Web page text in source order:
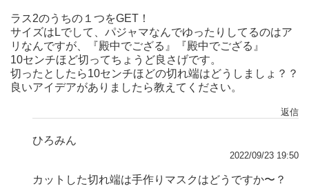
ラス2のうちの１つをGET！
サイズはLでして、パジャマなんでゆったりしてるのはア
リなんですが、『殿中でござる』『殿中でござる』
10センチほど切ってちょうど良さげです。
切ったとしたら10センチほどの切れ端はどうしましょ？？
良いアイデアがありましたら教えてください。
返信
ひろみん
2022/09/23 19:50
カットした切れ端は手作りマスクはどうですか〜？